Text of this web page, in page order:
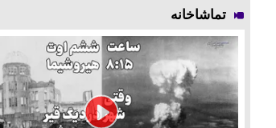
تماشاخانه